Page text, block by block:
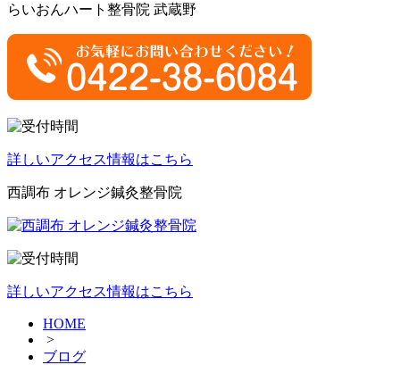
らいおんハート整骨院 武蔵野
詳しいアクセス情報はこちら
西調布 オレンジ鍼灸整骨院
詳しいアクセス情報はこちら
HOME
>
ブログ